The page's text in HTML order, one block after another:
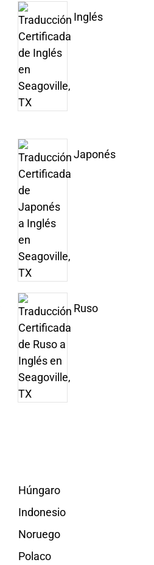
Inglés
Japonés
Ruso
Húngaro
Indonesio
Noruego
Polaco